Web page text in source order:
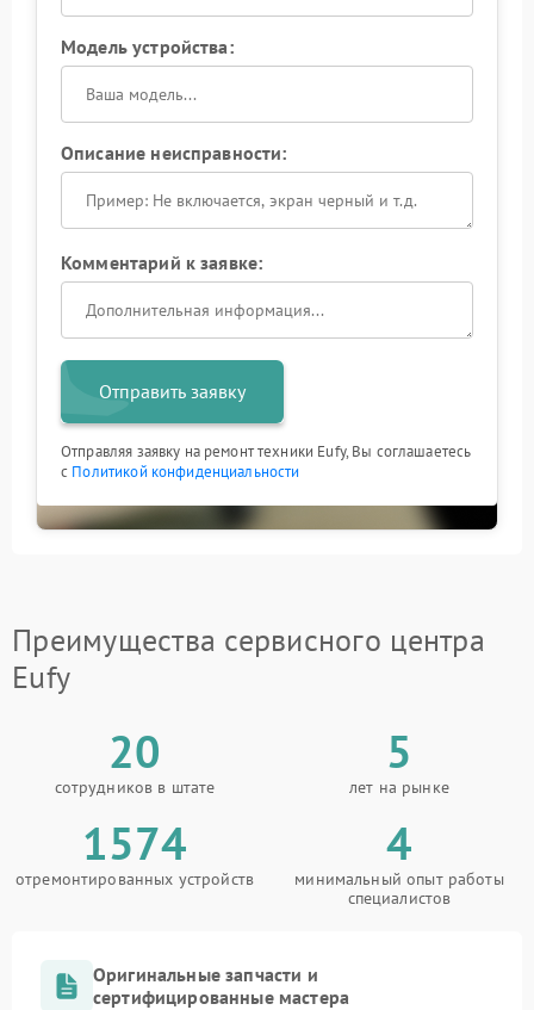
Модель устройства:
Описание неисправности:
Комментарий к заявке:
Отправить заявку
Отправляя заявку на ремонт техники Eufy, Вы соглашаетесь
с Политикой конфиденциальности
Преимущества сервисного центра
Eufy
20
сотрудников в штате
5
лет на рынке
1574
отремонтированных устройств
4
минимальный опыт работы
специалистов
Оригинальные запчасти и
сертифицированные мастера